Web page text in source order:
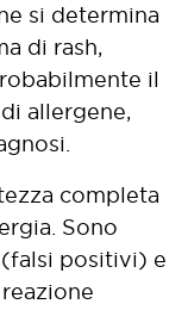
si determina
di rash,
il
allergene,
completa
Sono
positivi) e